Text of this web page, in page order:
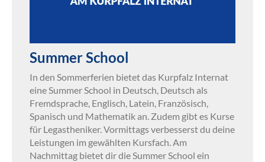
Summer School
In den Sommerferien bietet das Kurpfalz Internat
eine Summer School in Deutsch, Deutsch als
Fremdsprache, Englisch, Latein, Französisch,
Spanisch und Mathematik an. Zudem gibt es Kurse
für Legastheniker. Vormittags verbesserst du deine
Leistungen im gewählten Kursfach. Am
Nachmittag bietet dir die Summer School ein